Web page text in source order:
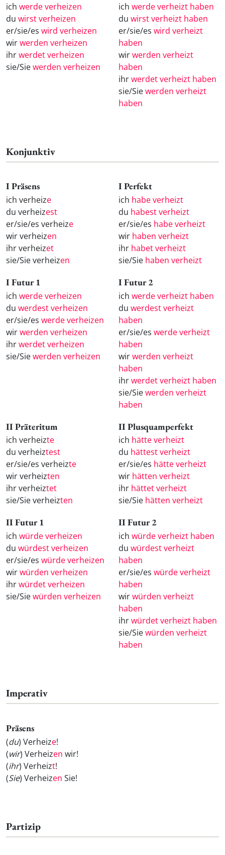
ich werde verheizen
du wirst verheizen
er/sie/es wird verheizen
wirwerden verheizen
ihrwerdet verheizen
sie/Siewerden verheizen
ich werde verheizt haben
du wirst verheizt haben
er/sie/es wird verheizt
haben
wirwerden verheizt
haben
ihrwerdet verheizt haben
sie/Siewerden verheizt
haben
Konjunktiv
I Präsens
ich verheize
du verheizest
er/sie/es verheize
wir verheizen
ihr verheizet
sie/Sie verheizen
I Perfekt
ich habe verheizt
du habest verheizt
er/sie/es habe verheizt
wir haben verheizt
ihr habet verheizt
sie/Sie haben verheizt
I Futur 1
ich werde verheizen
du werdest verheizen
er/sie/es werde verheizen
wirwerden verheizen
ihrwerdet verheizen
sie/Siewerden verheizen
I Futur 2
ich werde verheizt haben
du werdest verheizt
haben
er/sie/es werde verheizt
haben
wirwerden verheizt
haben
ihrwerdet verheizt haben
sie/Siewerden verheizt
haben
II Präteritum
ich verheizte
du verheiztest
er/sie/es verheizte
wir verheizten
ihr verheiztet
sie/Sie verheizten
II Plusquamperfekt
ich hätte verheizt
du hättest verheizt
er/sie/es hätte verheizt
wir hätten verheizt
ihr hättet verheizt
sie/Sie hätten verheizt
II Futur 1
ich würde verheizen
du würdest verheizen
er/sie/es würde verheizen
wirwürden verheizen
ihrwürdet verheizen
sie/Siewürden verheizen
II Futur 2
ich würde verheizt haben
du würdest verheizt
haben
er/sie/es würde verheizt
haben
wirwürden verheizt
haben
ihrwürdet verheizt haben
sie/Siewürden verheizt
haben
Imperativ
Präsens
(du) Verheize!
(wir) Verheizen wir!
(ihr) Verheizt!
(Sie) Verheizen Sie!
Partizip